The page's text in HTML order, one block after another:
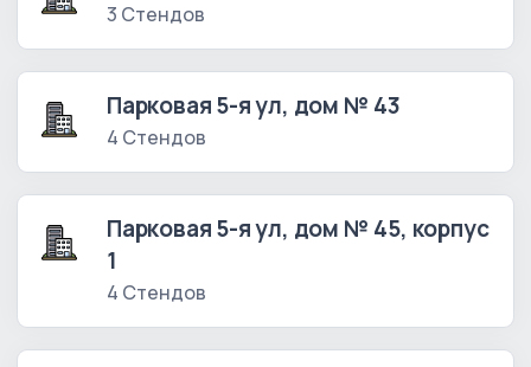
3 Стендов
Парковая 5-я ул, дом № 43
4 Стендов
Парковая 5-я ул, дом № 45, корпус
1
4 Стендов